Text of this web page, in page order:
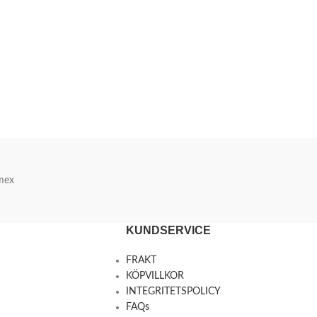
KUNDSERVICE
FRAKT
KÖPVILLKOR
INTEGRITETSPOLICY
FAQs